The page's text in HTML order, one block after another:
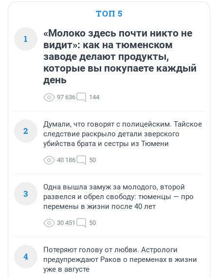
ТОП 5
1
«Молоко здесь почти никто не
видит»: как на тюменском
заводе делают продукты,
которые вы покупаете каждый
день
97 636 144
2
Думали, что говорят с полицейским. Тайское
следствие раскрыло детали зверского
убийства брата и сестры из Тюмени
40 186 50
3
Одна вышла замуж за молодого, второй
развелся и обрел свободу: тюменцы — про
перемены в жизни после 40 лет
30 451 50
4
Потеряют голову от любви. Астрологи
предупреждают Раков о переменах в жизни
уже в августе